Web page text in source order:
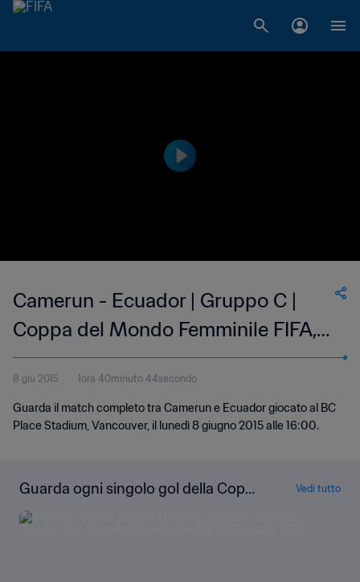
Camerun - Ecuador | Gruppo C |
Coppa del Mondo Femminile FIFA,
Canada 2015 | Match completo
8 giu 2015 1ora 40minuto 44secondo
Guarda il match completo tra Camerun e Ecuador giocato al BC
Place Stadium, Vancouver, il lunedì 8 giugno 2015 alle 16:00.
Guarda ogni singolo gol della Copp
a del Mondo Femminile FIFA Canad
a 2015
Vedi tutto